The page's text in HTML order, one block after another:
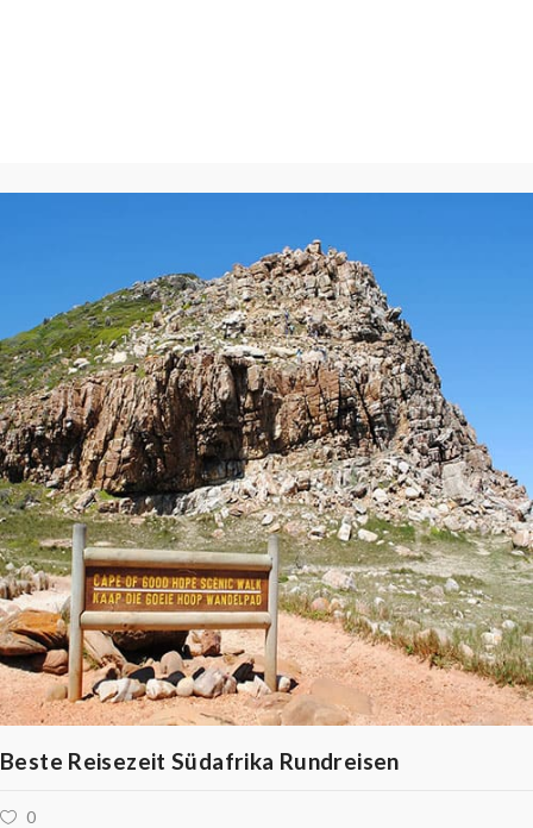
Beste Reisezeit Südafrika Rundreisen
0